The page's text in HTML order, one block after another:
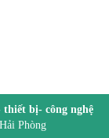
bị- công nghệ
Phòng